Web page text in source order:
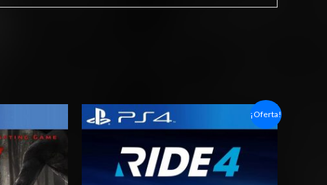
¡Oferta!
Rango
de
precios:
$4.00
hasta
$7.00